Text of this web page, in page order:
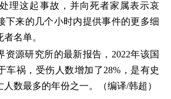
理这起事故，并向死者家属表示哀
下来的几个小时内提供事件的更多细
名单。
资源研究所的最新报告，2022年该国
车祸，受伤人数增加了28%，是有史
数最多的年份之一。（编译/韩超）